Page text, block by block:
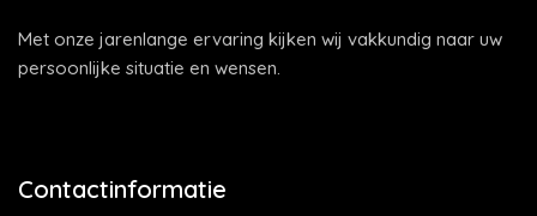
Met onze jarenlange ervaring kijken wij vakkundig naar uw
persoonlijke situatie en wensen.
Contactinformatie